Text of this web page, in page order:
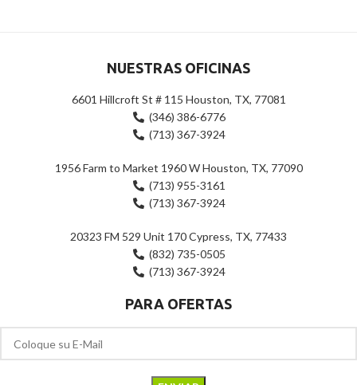
NUESTRAS OFICINAS
6601 Hillcroft St # 115 Houston, TX, 77081
(346) 386-6776
(713) 367-3924
1956 Farm to Market 1960 W Houston, TX, 77090
(713) 955-3161
(713) 367-3924
20323 FM 529 Unit 170 Cypress, TX, 77433
(832) 735-0505
(713) 367-3924
PARA OFERTAS